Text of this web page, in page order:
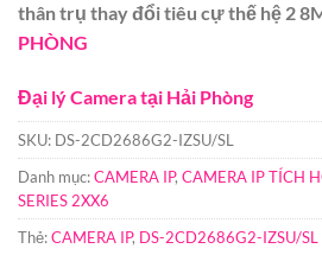
thân trụ thay đổi tiêu cự thế hệ 2
PHÒNG
Đại lý Camera tại Hải Phòng
SKU: DS-2CD2686G2-IZSU/SL
Danh mục:CAMERA IP, CAMERA IP TÍCH
SERIES 2XX6
Thẻ:CAMERA IP, DS-2CD2686G2-IZSU/SL